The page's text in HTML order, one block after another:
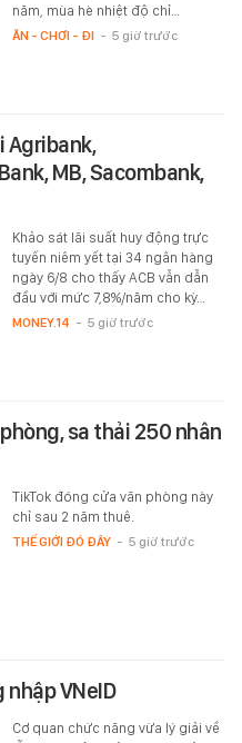
năm, mùa hè nhiệt độ chỉ…
ĂN - CHƠI - ĐI - 5 giờ trước
Agribank,
MB, Sacombank,
Khảo sát lãi suất huy động trực
tuyến niêm yết tại 34 ngân hàng
ngày 6/8 cho thấy ACB vẫn dẫn
đầu với mức 7,8%/năm cho kỳ…
MONEY.14 - 5 giờ trước
sa thải 250 nhân
TikTok đóng cửa văn phòng này
chỉ sau 2 năm thuê.
THẾ GIỚI ĐÓ ĐÂY - 5 giờ trước
VNeID
Cơ quan chức năng vừa lý giải về